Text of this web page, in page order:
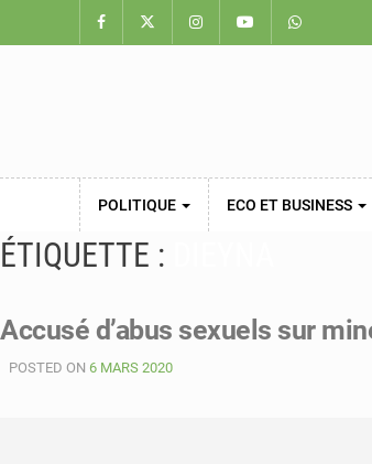
POLITIQUE ECO ET BUSINESS
ÉTIQUETTE :
Accusé d’abus sexuels sur
POSTED ON 6 MARS 2020